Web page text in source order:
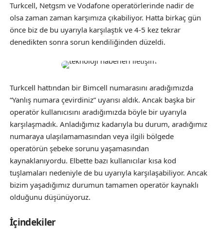
Turkcell, Netgsm ve Vodafone operatörlerinde nadir de
olsa zaman zaman karşımıza çıkabiliyor. Hatta birkaç gün
önce biz de bu uyarıyla karşılaştık ve 4-5 kez tekrar
denedikten sonra sorun kendiliğinden düzeldi.
Turkcell hattından bir Bimcell numarasını aradığımızda
“Yanlış numara çevirdiniz” uyarısı aldık. Ancak başka bir
operatör kullanıcısını aradığımızda böyle bir uyarıyla
karşılaşmadık. Anladığımız kadarıyla bu durum, aradığımız
numaraya ulaşılamamasından veya ilgili bölgede
operatörün şebeke sorunu yaşamasından
kaynaklanıyordu. Elbette bazı kullanıcılar kısa kod
tuşlamaları nedeniyle de bu uyarıyla karşılaşabiliyor. Ancak
bizim yaşadığımız durumun tamamen operatör kaynaklı
olduğunu düşünüyoruz.
İçindekiler